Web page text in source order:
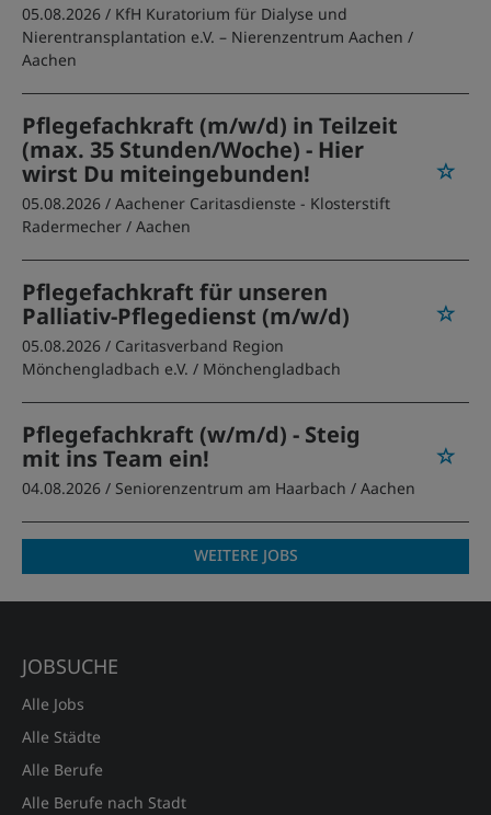
05.08.2026 / KfH Kuratorium für Dialyse und
Nierentransplantation e.V. – Nierenzentrum Aachen /
Aachen
Pflegefachkraft (m/w/d) in Teilzeit
(max. 35 Stunden/Woche) - Hier
wirst Du miteingebunden!
05.08.2026 / Aachener Caritasdienste - Klosterstift
Radermecher / Aachen
Pflegefachkraft für unseren
Palliativ-Pflegedienst (m/w/d)
05.08.2026 / Caritasverband Region
Mönchengladbach e.V. / Mönchengladbach
Pflegefachkraft (w/m/d) - Steig
mit ins Team ein!
04.08.2026 / Seniorenzentrum am Haarbach / Aachen
WEITERE JOBS
JOBSUCHE
Alle Jobs
Alle Städte
Alle Berufe
Alle Berufe nach Stadt